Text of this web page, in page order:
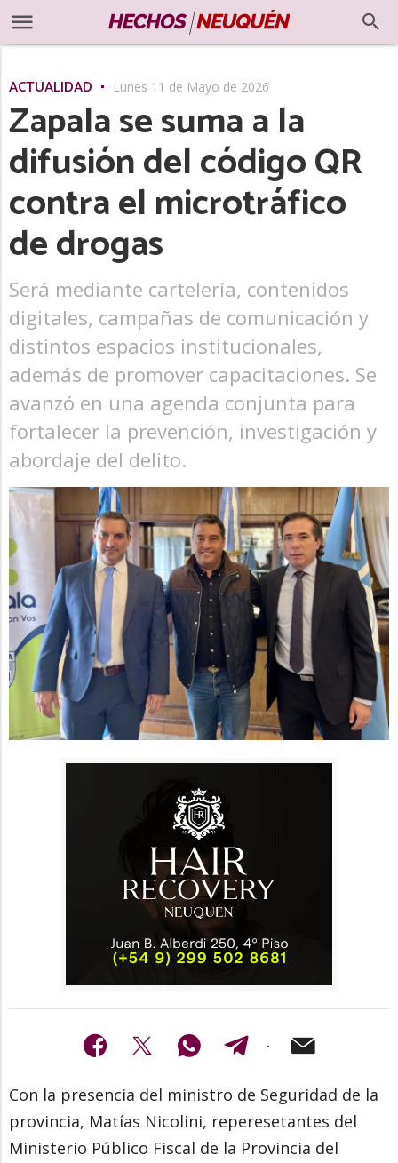
ACTUALIDAD Lunes 11 de Mayo de 2026
Zapala se suma a la
difusión del código QR
contra el microtráfico
de drogas
Será mediante cartelería, contenidos
digitales, campañas de comunicación y
distintos espacios institucionales,
además de promover capacitaciones. Se
avanzó en una agenda conjunta para
fortalecer la prevención, investigación y
abordaje del delito.
Con la presencia del ministro de Seguridad de la
provincia, Matías Nicolini, reperesetantes del
Ministerio Público Fiscal de la Provincia del